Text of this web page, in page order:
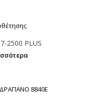
2500 PLUS